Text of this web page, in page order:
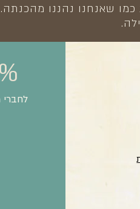
שאנחנו נהננו מהכנתה.
לחברי